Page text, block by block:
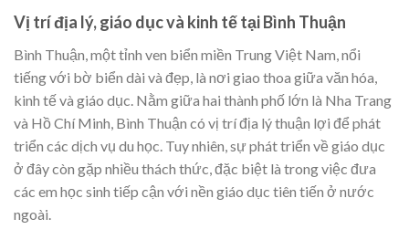
Vị trí địa lý, giáo dục và kinh tế tại Bình Thuận
Bình Thuận, một tỉnh ven biển miền Trung Việt Nam, nổi
tiếng với bờ biển dài và đẹp, là nơi giao thoa giữa văn hóa,
kinh tế và giáo dục. Nằm giữa hai thành phố lớn là Nha Trang
và Hồ Chí Minh, Bình Thuận có vị trí địa lý thuận lợi để phát
triển các dịch vụ du học. Tuy nhiên, sự phát triển về giáo dục
ở đây còn gặp nhiều thách thức, đặc biệt là trong việc đưa
các em học sinh tiếp cận với nền giáo dục tiên tiến ở nước
ngoài.